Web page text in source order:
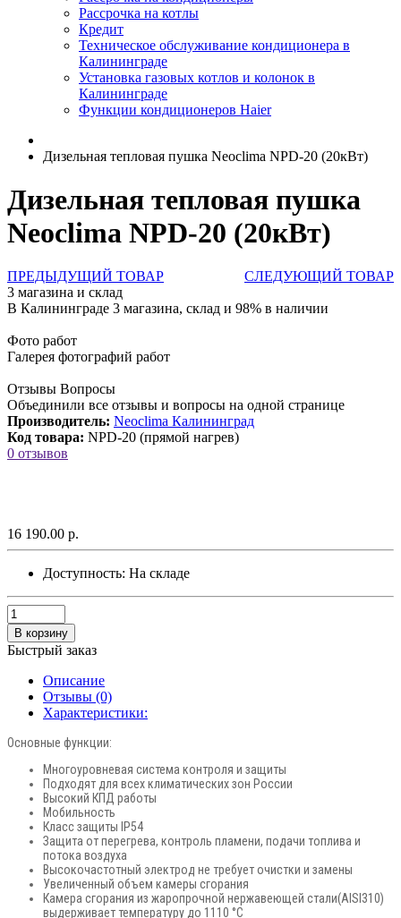
Рассрочка на котлы
Кредит
Техническое обслуживание кондиционера в
Калининграде
Установка газовых котлов и колонок в
Калининграде
Функции кондиционеров Haier
Дизельная тепловая пушка Neoclima NPD-20 (20кВт)
Дизельная тепловая пушка
Neoclima NPD-20 (20кВт)
ПРЕДЫДУЩИЙ ТОВАР
СЛЕДУЮЩИЙ ТОВАР
3 магазина и склад
В Калининграде 3 магазина, склад и 98% в наличии
Фото работ
Галерея фотографий работ
Отзывы Вопросы
Объединили все отзывы и вопросы на одной странице
Производитель: Neoclima Калининград
Код товара: NPD-20 (прямой нагрев)
0 отзывов
16 190.00 р.
Доступность: На складе
В корзину
Быстрый заказ
Описание
Отзывы (0)
Характеристики:
Основные функции:
Многоуровневая система контроля и защиты
Подходят для всех климатических зон России
Высокий КПД работы
Мобильность
Класс защиты IP54
Защита от перегрева, контроль пламени, подачи топлива и
потока воздуха
Высокочастотный электрод не требует очистки и замены
Увеличенный объем камеры сгорания
Камера сгорания из жаропрочной нержавеющей стали(AISI310)
выдерживает температуру до 1110 °С